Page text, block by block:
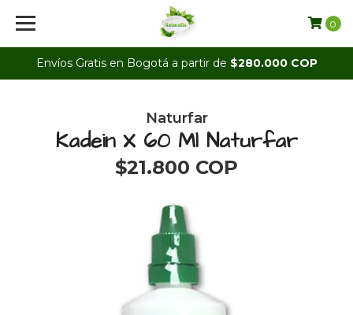
Envíos Gratis en Bogotá a partir de $280.000 COP
0
Naturfar
Kadein X 60 Ml Naturfar
$21.800 COP